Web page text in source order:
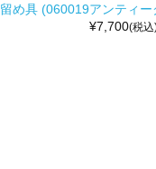
め具 (060019アンティ
¥7,700(税込